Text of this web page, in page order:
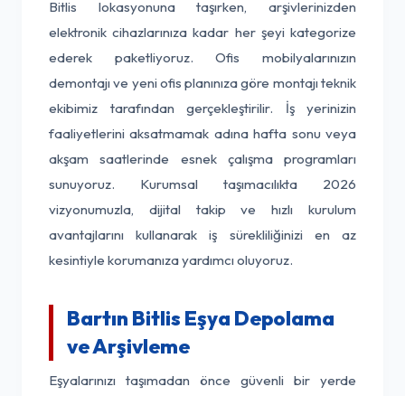
Bitlis lokasyonuna taşırken, arşivlerinizden
elektronik cihazlarınıza kadar her şeyi kategorize
ederek paketliyoruz. Ofis mobilyalarınızın
demontajı ve yeni ofis planınıza göre montajı teknik
ekibimiz tarafından gerçekleştirilir. İş yerinizin
faaliyetlerini aksatmamak adına hafta sonu veya
akşam saatlerinde esnek çalışma programları
sunuyoruz. Kurumsal taşımacılıkta 2026
vizyonumuzla, dijital takip ve hızlı kurulum
avantajlarını kullanarak iş sürekliliğinizi en az
kesintiyle korumanıza yardımcı oluyoruz.
Bartın Bitlis Eşya Depolama
ve Arşivleme
Eşyalarınızı taşımadan önce güvenli bir yerde